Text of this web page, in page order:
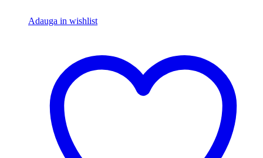
Adauga in wishlist